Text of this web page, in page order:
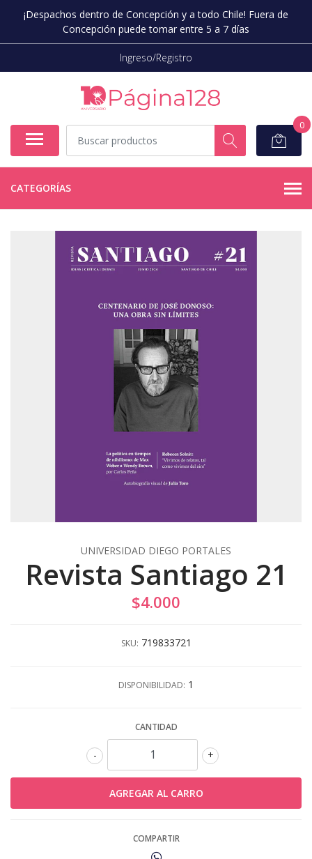
¡Despachos dentro de Concepción y a todo Chile! Fuera de
Concepción puede tomar entre 5 a 7 días
Ingreso/Registro
0
CATEGORÍAS
UNIVERSIDAD DIEGO PORTALES
Revista Santiago 21
$4.000
SKU: 719833721
DISPONIBILIDAD: 1
CANTIDAD
+
-
COMPARTIR